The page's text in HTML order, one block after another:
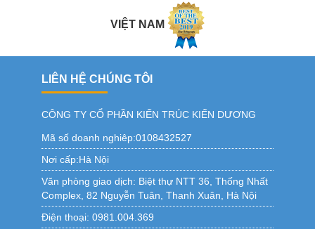
VIỆT NAM
LIÊN HỆ CHÚNG TÔI
CÔNG TY CỔ PHẦN KIẾN TRÚC KIẾN DƯƠNG
Mã số doanh nghiêp:0108432527
Nơi cấp:Hà Nội
Văn phòng giao dịch: Biệt thự NTT 36, Thống Nhất
Complex, 82 Nguyễn Tuân, Thanh Xuân, Hà Nội
Điện thoại: 0981.004.369